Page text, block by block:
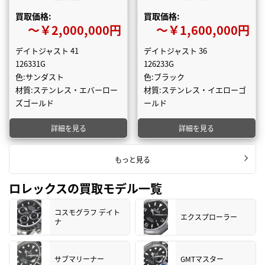
買取価格:
〜￥2,000,000円
デイトジャスト 41
126331G
色:サンダスト
材質:ステンレス・エバーロー
ズゴールド
詳細を見る
買取価格:
〜￥1,600,000円
デイトジャスト 36
126233G
色:ブラック
材質:ステンレス・イエローゴ
ールド
詳細を見る
もっと見る
ロレックスの買取モデル一覧
コスモグラフ デイト
ナ
エクスプローラー
サブマリーナー GMTマスター